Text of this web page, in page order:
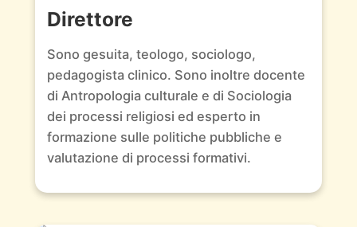
Direttore
Sono gesuita, teologo, sociologo,
pedagogista clinico. Sono inoltre docente
di Antropologia culturale e di Sociologia
dei processi religiosi ed esperto in
formazione sulle politiche pubbliche e
valutazione di processi formativi.